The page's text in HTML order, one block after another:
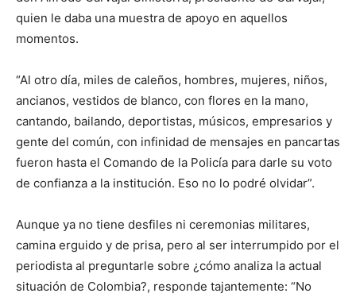
quien le daba una muestra de apoyo en aquellos
momentos.
“Al otro día, miles de caleños, hombres, mujeres, niños,
ancianos, vestidos de blanco, con flores en la mano,
cantando, bailando, deportistas, músicos, empresarios y
gente del común, con infinidad de mensajes en pancartas
fueron hasta el Comando de la Policía para darle su voto
de confianza a la institución. Eso no lo podré olvidar”.
Aunque ya no tiene desfiles ni ceremonias militares,
camina erguido y de prisa, pero al ser interrumpido por el
periodista al preguntarle sobre ¿cómo analiza la actual
situación de Colombia?, responde tajantemente: “No